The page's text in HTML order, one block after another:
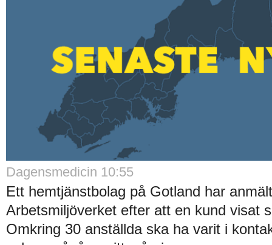
Dagensmedicin 10:55
Ett hemtjänstbolag på Gotland har
Arbetsmiljöverket efter att en kund visat
Omkring 30 anställda ska ha varit i